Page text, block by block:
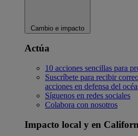
Cambio e impacto
Actúa
10 acciones sencillas para
Suscríbete para recibir
acciones en defensa del
Síguenos en redes sociales
Colabora con nosotros
Impacto local y en